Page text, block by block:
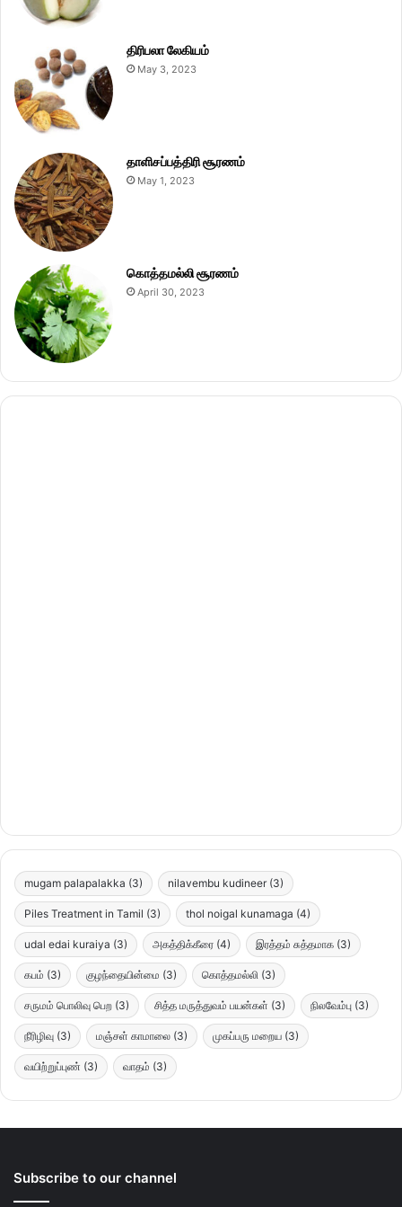
திரிபலா லேகியம்
May 3, 2023
தாளிசப்பத்திரி சூரணம்
May 1, 2023
கொத்தமல்லி சூரணம்
April 30, 2023
mugam palapalakka (3) nilavembu kudineer (3)
Piles Treatment in Tamil (3) thol noigal kunamaga (4)
udal edai kuraiya (3) அகத்திக்கீரை (4) இரத்தம் சுத்தமாக (3)
கபம் (3) குழந்தையின்மை (3) கொத்தமல்லி (3)
சருமம் பொலிவு பெற (3) சித்த மருத்துவம் பயன்கள் (3) நிலவேம்பு (3)
நீரிழிவு (3) மஞ்சள் காமாலை (3) முகப்பரு மறைய (3)
வயிற்றுப்புண் (3) வாதம் (3)
Subscribe to our channel